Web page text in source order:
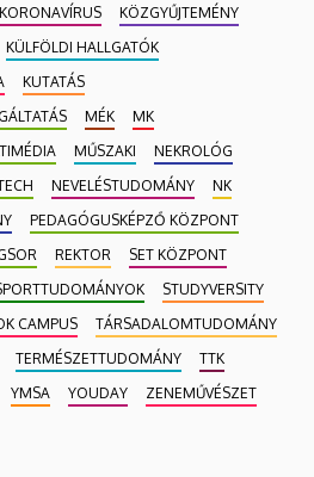
KORONAVÍRUS
KÖZGYŰJTEMÉNY
KÜLFÖLDI HALLGATÓK
KUTATÁS
MÉK
MK
MŰSZAKI
NEKROLÓG
NEVELÉSTUDOMÁNY
NK
PEDAGÓGUSKÉPZŐ KÖZPONT
REKTOR
SET KÖZPONT
STUDYVERSITY
CAMPUS
TÁRSADALOMTUDOMÁNY
TERMÉSZETTUDOMÁNY
TTK
YMSA YOUDAY
ZENEMŰVÉSZET